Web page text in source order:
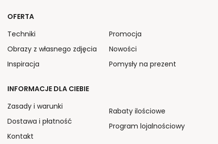
OFERTA
Techniki
Obrazy z własnego zdjęcia
Inspiracja
Promocja
Nowości
Pomysły na prezent
INFORMACJE DLA CIEBIE
Zasady i warunki
Dostawa i płatność
Kontakt
Rabaty ilościowe
Program lojalnościowy